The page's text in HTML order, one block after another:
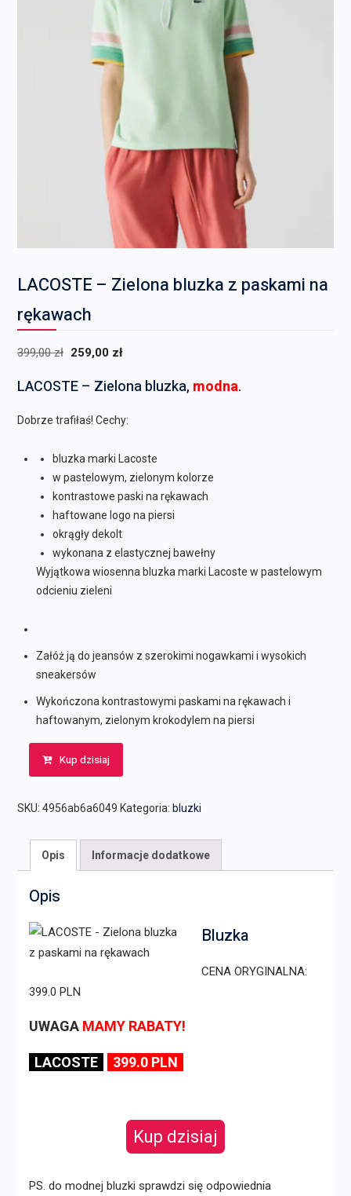
LACOSTE – Zielona bluzka z paskami na
rękawach
399,00zł Pierwotna
wynosiła:
399,00 zł.
259,00 zł
wynosi:
LACOSTE – Zielona bluzka, modna.
Dobrze trafiłaś! Cechy:
bluzka marki Lacoste
w pastelowym, zielonym kolorze
kontrastowe paski na rękawach
haftowane logo na piersi
okrągły dekolt
wykonana z elastycznej bawełny
Wyjątkowa wiosenna bluzka marki Lacoste w pastelowym
odcieniu zieleni
Załóż ją do jeansów z szerokimi nogawkami i wysokich
sneakersów
Wykończona kontrastowymi paskami na rękawach i
haftowanym, zielonym krokodylem na piersi
Kup dzisiaj
SKU: 4956ab6a6049 Kategoria: bluzki
Opis Informacje dodatkowe
Opis
Bluzka
CENA ORYGINALNA:
399.0 PLN
UWAGA MAMY RABATY!
LACOSTE 399.0 PLN
Kup dzisiaj
PS. do modnej bluzki sprawdzi się odpowiednia